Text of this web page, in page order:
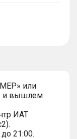
или
и вышлем
ИАТ
21:00.